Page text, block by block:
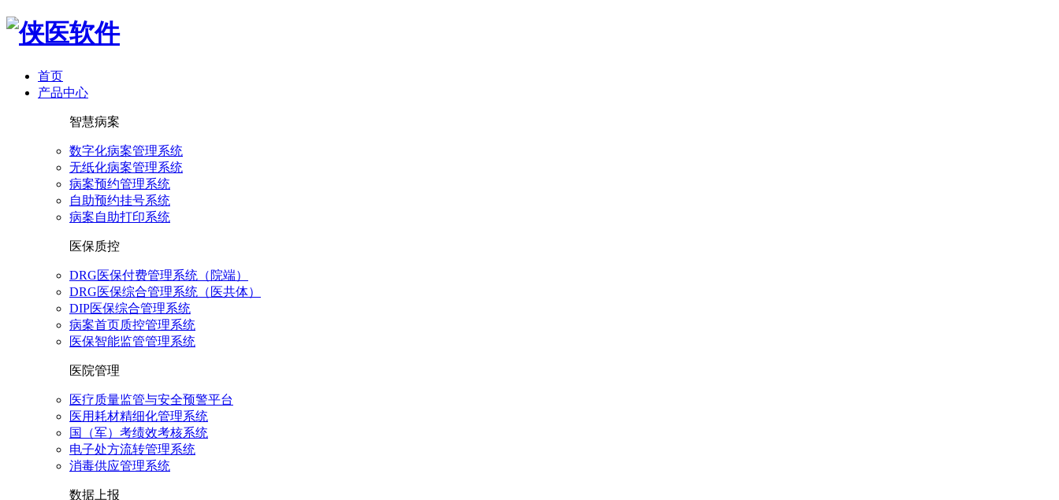
首页
产品中心
智慧病案
数字化病案管理系统
无纸化病案管理系统
病案预约管理系统
自助预约挂号系统
病案自助打印系统
医保质控
DRG医保付费管理系统（院端）
DRG医保综合管理系统（医共体）
DIP医保综合管理系统
病案首页质控管理系统
医保智能监管管理系统
医院管理
医疗质量监管与安全预警平台
医用耗材精细化管理系统
国（军）考绩效考核系统
电子处方流转管理系统
消毒供应管理系统
数据上报